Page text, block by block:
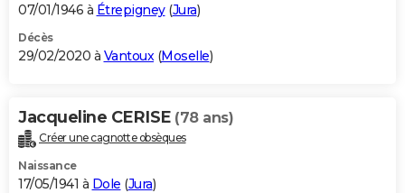
07/01/1946 à Étrepigney(Jura)
Décès
29/02/2020 à Vantoux(Moselle)
Jacqueline CERISE (78 ans)
Créer une cagnotte obsèques
Naissance
17/05/1941 à Dole (Jura)